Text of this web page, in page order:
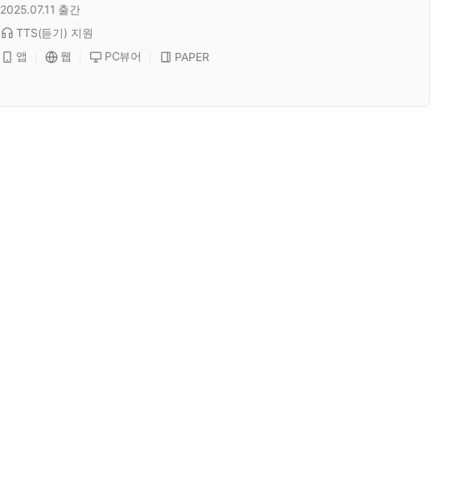
2025.07.11 출간
TTS(듣기) 지원
앱 웹 PC뷰어 PAPER